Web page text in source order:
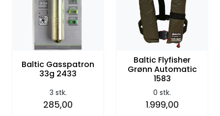
Baltic Gasspatron
33g 2433
3 stk.
285,00
Baltic Flyfisher
Grønn Automatic
1583
0 stk.
1.999,00